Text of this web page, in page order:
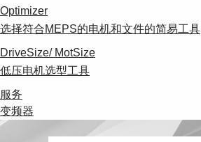
Optimizer
选择符合MEPS的电机和文件的简易工具
DriveSize/ MotSize
低压电机选型工具
服务
变频器